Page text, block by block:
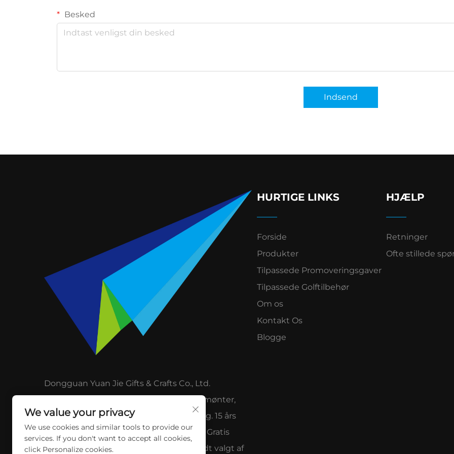
Besked
Indsend
Dongguan Yuan Jie Gifts & Crafts Co., Ltd.
specialiserer sig i brystnåle, udfordringsmønter,
nøgleringe og golftilbehør efter bestilling. 15 års
ekspertise, eksporterer til over 55 lande. Gratis
prøver, lav MOQ på 300 stk. Omsorgsfuldt valgt af
HURTIGE LINKS
Forside
Produkter
Tilpassede Promoveringsgaver
Tilpassede Golftilbehør
Om os
Kontakt Os
Blogge
HJÆLP
Retninger
Ofte stillede
We value your privacy
We use cookies and similar tools to provide our
services. If you don't want to accept all cookies,
click Personalize cookies.